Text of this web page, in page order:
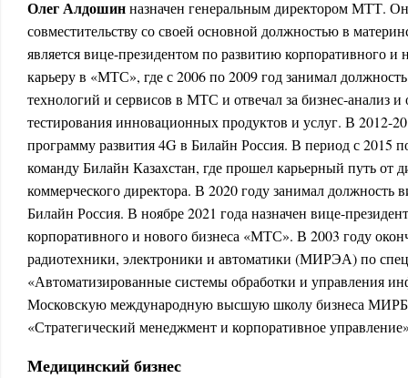
Олег Алдошинназначен генеральным директором МТТ. Он
совместительству со своей основной должностью в
является вице-президентом по развитию корпоративного и
карьеру в «МТС», где с 2006 по 2009 год занимал
технологий и сервисов в МТС и отвечал за бизнес-анализ
тестирования инновационных продуктов и услуг. В 2012-
программу развития 4G в Билайн Россия. В период с 2015
команду Билайн Казахстан, где прошел карьерный путь от
коммерческого директора. В 2020 году занимал должность
Билайн Россия. В ноябре 2021 года назначен вице-
корпоративного и нового бизнеса «МТС». В 2003 году
радиотехники, электроники и автоматики (МИРЭА) по
«Автоматизированные системы обработки и управления
Московскую международную высшую школу бизнеса
«Стратегический менеджмент и корпоративное
Медицинский бизнес